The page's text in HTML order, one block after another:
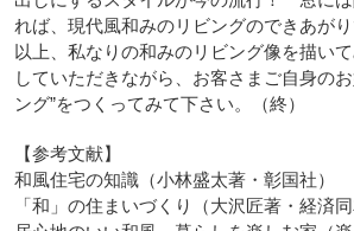
れば、現代風和みのリビングのできあがり
以上、私なりの和みのリビング像を描い
していただきながら、お客さまご自身の
ング”をつくってみて下さい。（終）
【参考文献】
和風住宅の知識（小林盛太著・彰国社）
「和」の住まいづくり（大沢匠著・経済同